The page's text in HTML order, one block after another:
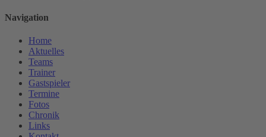
Navigation
Home
Aktuelles
Teams
Trainer
Gastspieler
Termine
Fotos
Chronik
Links